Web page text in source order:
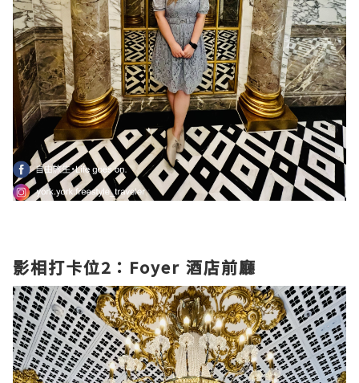
影相打卡位2：Foyer 酒店前廳